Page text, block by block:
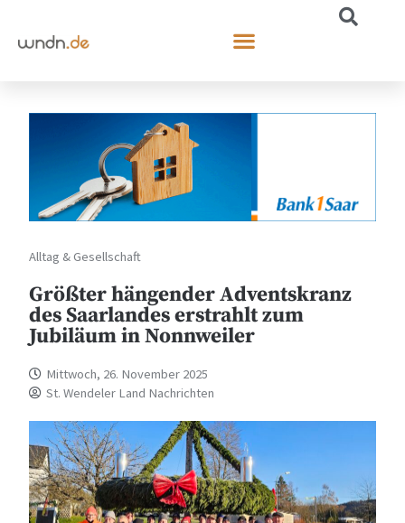
Alltag & Gesellschaft
Größter hängender Adventskranz
des Saarlandes erstrahlt zum
Jubiläum in Nonnweiler
Mittwoch, 26. November 2025
St. Wendeler Land Nachrichten